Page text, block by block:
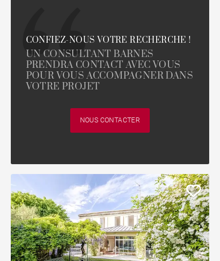
CONFIEZ-NOUS VOTRE RECHERCHE !
UN CONSULTANT BARNES
PRENDRA CONTACT AVEC VOUS
POUR VOUS ACCOMPAGNER DANS
VOTRE PROJET
NOUS CONTACTER